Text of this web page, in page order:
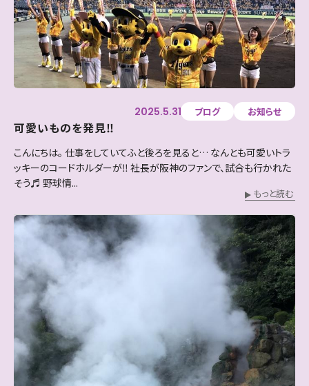
可愛いものを発見‼
2025.5.31 ブログ お知らせ
こんにちは。 仕事をしていてふと後ろを見ると… なんとも可愛いトラ
ッキーのコードホルダーが‼ 社長が阪神のファンで、試合も行かれた
そう♬ 野球情...
もっと読む